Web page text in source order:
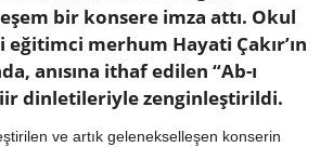
bir konsere imza attı. Okul
merhum Hayati Çakır’ın
anısına ithaf edilen “Ab-ı
dinletileriyle zenginleştirildi.
ve artık gelenekselleşen konserin